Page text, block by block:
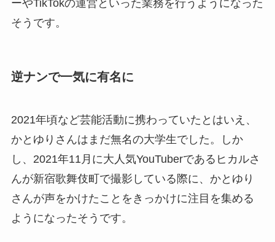
ーやTikTokの運営といった業務を行うようになった
そうです。
逆ナンで一気に有名に
2021年頃など芸能活動に携わっていたとはいえ、
かとゆりさんはまだ無名の大学生でした。しか
し、2021年11月に大人気YouTuberであるヒカルさ
んが新宿歌舞伎町で撮影している際に、かとゆり
さんが声をかけたことをきっかけに注目を集める
ようになったそうです。